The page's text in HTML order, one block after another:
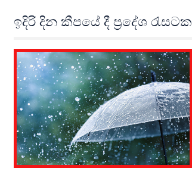
ඉදිරි දින කීපයේ දී ප්‍රදේශ